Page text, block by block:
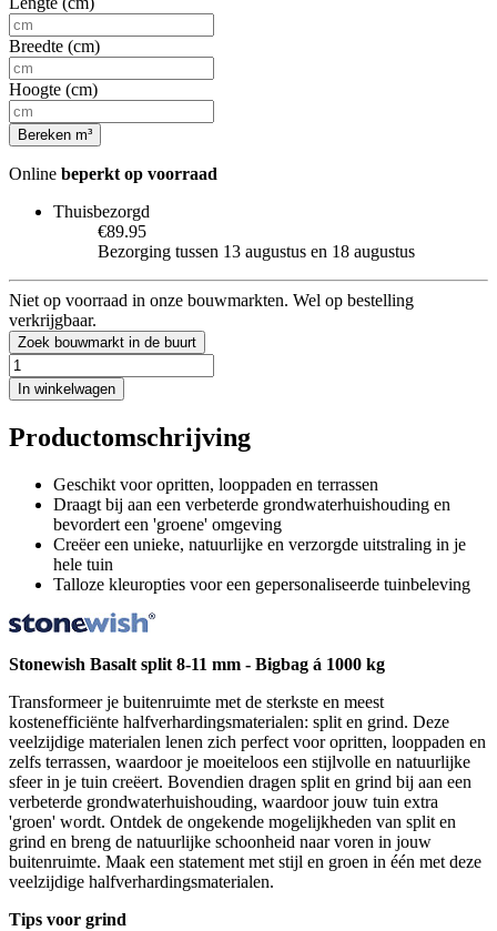
Breedte (cm)
Hoogte (cm)
Bereken m³
Online beperkt op voorraad
Thuisbezorgd
€89.95
Bezorging tussen 13 augustus en 18 augustus
Niet op voorraad in onze bouwmarkten. Wel op bestelling
verkrijgbaar.
Zoek bouwmarkt in de buurt
In winkelwagen
Productomschrijving
Geschikt voor opritten, looppaden en terrassen
Draagt bij aan een verbeterde grondwaterhuishouding en
bevordert een 'groene' omgeving
Creëer een unieke, natuurlijke en verzorgde uitstraling in je
hele tuin
Talloze kleuropties voor een gepersonaliseerde tuinbeleving
Stonewish Basalt split 8-11 mm - Bigbag á 1000 kg
Transformeer je buitenruimte met de sterkste en meest
kostenefficiënte halfverhardingsmaterialen: split en grind. Deze
veelzijdige materialen lenen zich perfect voor opritten, looppaden en
zelfs terrassen, waardoor je moeiteloos een stijlvolle en natuurlijke
sfeer in je tuin creëert. Bovendien dragen split en grind bij aan een
verbeterde grondwaterhuishouding, waardoor jouw tuin extra
'groen' wordt. Ontdek de ongekende mogelijkheden van split en
grind en breng de natuurlijke schoonheid naar voren in jouw
buitenruimte. Maak een statement met stijl en groen in één met deze
veelzijdige halfverhardingsmaterialen.
Tips voor grind